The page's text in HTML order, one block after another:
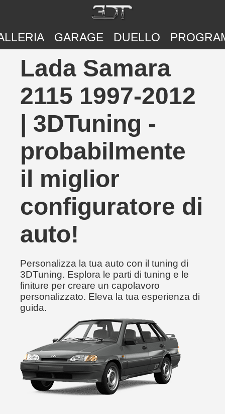
GARAGE DUELLO
Lada Samara
2115 1997-2012
| 3DTuning -
probabilmente
il miglior
configuratore di
auto!
Personalizza la tua auto con il tuning di
3DTuning. Esplora le parti di tuning e le
finiture per creare un capolavoro
personalizzato. Eleva la tua esperienza di
guida.